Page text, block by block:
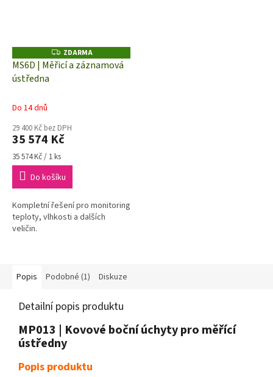
Z
D
A
ZDARMA
MS6D | Měřicí a záznamová
ústředna
Do 14 dnů
29 400 Kč bez DPH
35 574 Kč
Měrná
cena:
35 574 Kč / 1 ks
Do košíku
Kompletní řešení pro monitoring
teploty, vlhkosti a dalších
veličin.
Popis Podobné (1) Diskuze
Detailní popis produktu
MP013 | Kovové boční úchyty pro měřící
ústředny
Popis produktu